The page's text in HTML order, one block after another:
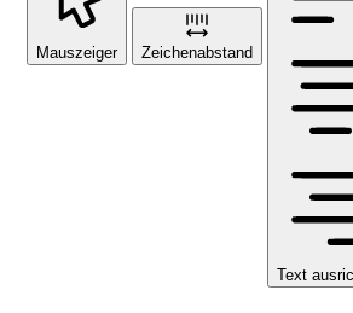
Mauszeiger Zeichenabstand
Text